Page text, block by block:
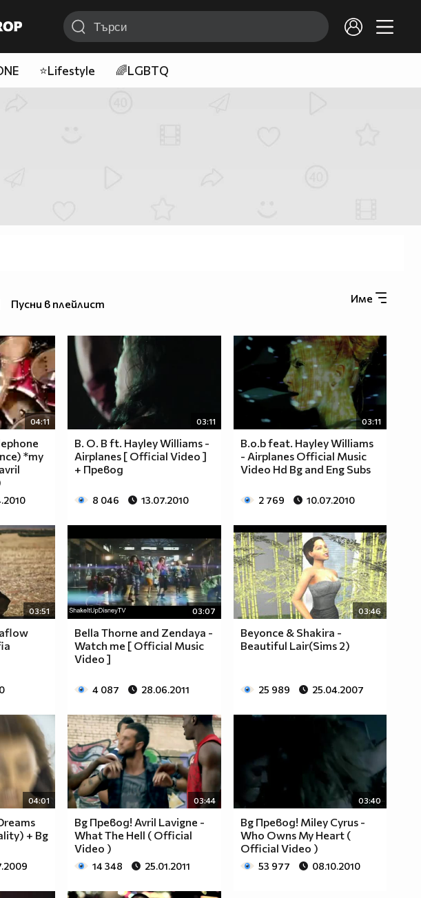
⭐Lifestyle 🌈LGBTQ
Пусни в плейлист Име
04:11
*my
03:11
B. О. В ft. Hayley Williams -
Airplanes [ Official Video ]
+ Превод
8 046 13.07.2010
03:11
B.o.b feat. Hayley Williams
- Airplanes Official Music
Video Hd Bg and Eng Subs
2 769 10.07.2010
03:51 03:07
Bella Thorne and Zendaya -
Watch me [ Official Music
Video ]
4 087 28.06.2011
03:46
Beyonce & Shakira -
Beautiful Lair(Sims 2)
25 989 25.04.2007
04:01
+ Bg
03:44
Bg Превод! Avril Lavigne -
What The Hell ( Official
Video )
14 348 25.01.2011
03:40
Bg Превод! Miley Cyrus -
Who Owns My Heart (
Official Video )
53 977 08.10.2010